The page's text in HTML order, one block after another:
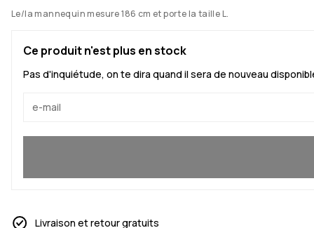
Le/la mannequin mesure 186 cm et porte la taille L.
Ce produit n'est plus en stock
Pas d'inquiétude, on te dira quand il sera de nouveau
Livraison et retour gratuits